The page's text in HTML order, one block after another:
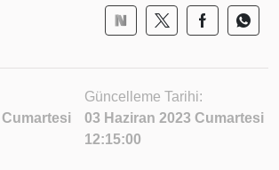
Cumartesi
Güncelleme Tarihi:
03 Haziran 2023 Cumartesi
12:15:00